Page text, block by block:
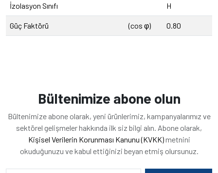
İzolasyon Sınıfı H
Güç Faktörü (cos φ) 0.80
Bültenimize abone olun
Bültenimize abone olarak, yeni ürünlerimiz, kampanyalarımız ve
sektörel gelişmeler hakkında ilk siz bilgi alın. Abone olarak,
Kişisel Verilerin Korunması Kanunu (KVKK)metnini
okuduğunuzu ve kabul ettiğinizi beyan etmiş olursunuz.